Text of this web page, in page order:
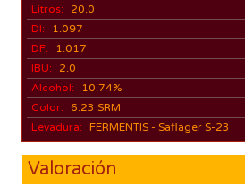
Litros:
20.0
DI:
1.097
DF:
1.017
IBU:
2.0
Alcohol:
10.74%
Color:
6.23 SRM
Levadura: FERMENTIS - Saflager S-23
Valoración